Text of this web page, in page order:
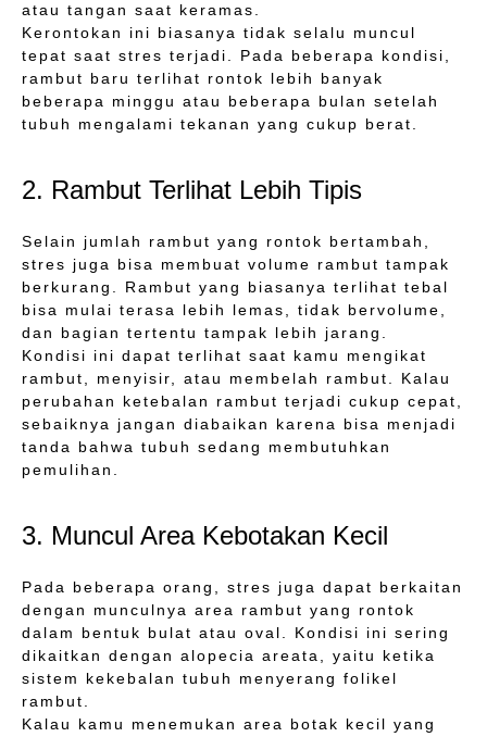
atau tangan saat keramas.
Kerontokan ini biasanya tidak selalu muncul
tepat saat stres terjadi. Pada beberapa kondisi,
rambut baru terlihat rontok lebih banyak
beberapa minggu atau beberapa bulan setelah
tubuh mengalami tekanan yang cukup berat.
2. Rambut Terlihat Lebih Tipis
Selain jumlah rambut yang rontok bertambah,
stres juga bisa membuat volume rambut tampak
berkurang. Rambut yang biasanya terlihat tebal
bisa mulai terasa lebih lemas, tidak bervolume,
dan bagian tertentu tampak lebih jarang.
Kondisi ini dapat terlihat saat kamu mengikat
rambut, menyisir, atau membelah rambut. Kalau
perubahan ketebalan rambut terjadi cukup cepat,
sebaiknya jangan diabaikan karena bisa menjadi
tanda bahwa tubuh sedang membutuhkan
pemulihan.
3. Muncul Area Kebotakan Kecil
Pada beberapa orang, stres juga dapat berkaitan
dengan munculnya area rambut yang rontok
dalam bentuk bulat atau oval. Kondisi ini sering
dikaitkan dengan alopecia areata, yaitu ketika
sistem kekebalan tubuh menyerang folikel
rambut.
Kalau kamu menemukan area botak kecil yang